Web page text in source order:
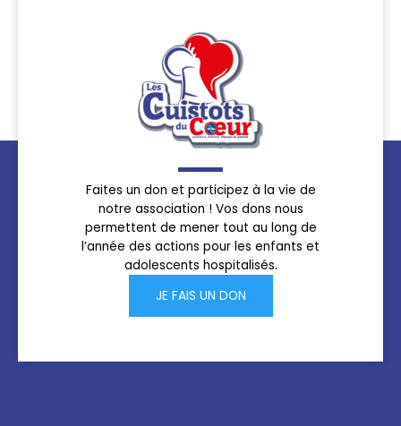
Faites un don et participez à la vie de
notre association ! Vos dons nous
permettent de mener tout au long de
l’année des actions pour les enfants et
adolescents hospitalisés.
JE FAIS UN DON